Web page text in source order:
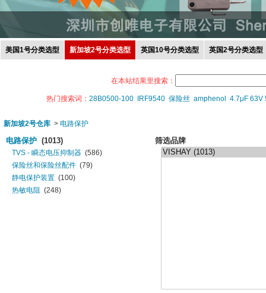
美国1号分类选型 新加坡2号分类选型 英国10号分类选型 英国2号分类选型
在本站结果里搜索：
热门搜索词： 28B0500-100 IRF9540 保险丝 amphenol 4.7μF 63V
新加坡2号仓库 > 电路保护
电路保护 (1013)
TVS - 瞬态电压抑制器 (586)
保险丝和保险丝配件 (79)
静电保护装置 (100)
热敏电阻 (248)
筛选品牌